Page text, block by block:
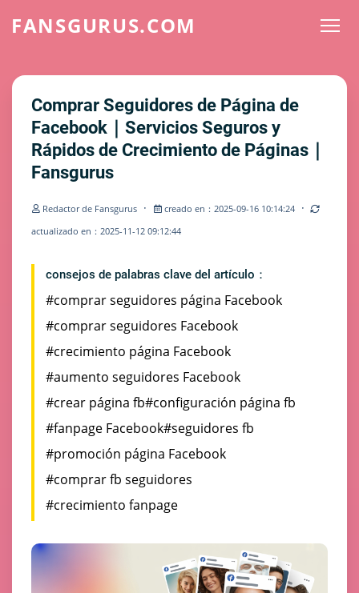
FANSGURUS.COM
Comprar Seguidores de Página de
Facebook｜Servicios Seguros y
Rápidos de Crecimiento de Páginas｜
Fansgurus
Redactor de Fansgurus · creado en：2025-09-16 10:14:24 ·
actualizado en：2025-11-12 09:12:44
consejos de palabras clave del artículo：
#comprar seguidores página Facebook
#comprar seguidores Facebook
#crecimiento página Facebook
#aumento seguidores Facebook
#crear página fb#configuración página fb
#fanpage Facebook#seguidores fb
#promoción página Facebook
#comprar fb seguidores
#crecimiento fanpage